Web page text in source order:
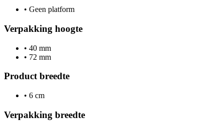
• Geen platform
Verpakking hoogte
• 40 mm
• 72 mm
Product breedte
• 6 cm
Verpakking breedte